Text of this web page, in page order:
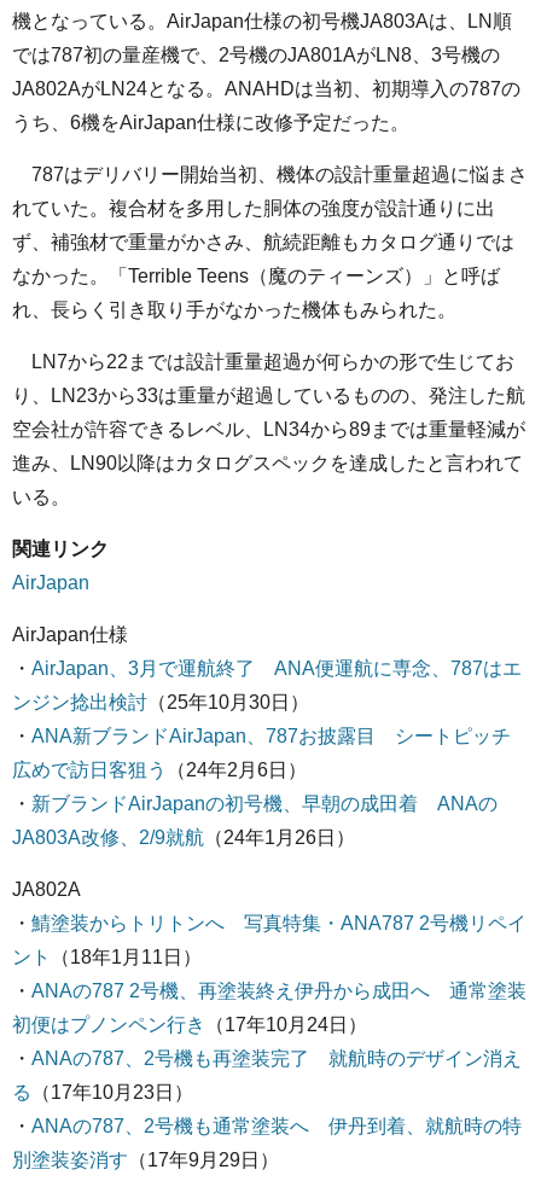
機となっている。AirJapan仕様の初号機JA803Aは、LN順
では787初の量産機で、2号機のJA801AがLN8、3号機の
JA802AがLN24となる。ANAHDは当初、初期導入の787の
うち、6機をAirJapan仕様に改修予定だった。
787はデリバリー開始当初、機体の設計重量超過に悩まさ
れていた。複合材を多用した胴体の強度が設計通りに出
ず、補強材で重量がかさみ、航続距離もカタログ通りでは
なかった。「Terrible Teens（魔のティーンズ）」と呼ば
れ、長らく引き取り手がなかった機体もみられた。
LN7から22までは設計重量超過が何らかの形で生じてお
り、LN23から33は重量が超過しているものの、発注した航
空会社が許容できるレベル、LN34から89までは重量軽減が
進み、LN90以降はカタログスペックを達成したと言われて
いる。
関連リンク
AirJapan
AirJapan仕様
・ AirJapan、3月で運航終了 ANA便運航に専念、787はエ
ンジン捻出検討 （25年10月30日）
・ ANA新ブランドAirJapan、787お披露目 シートピッチ
広めで訪日客狙う
（24年2月6日）
・ 新ブランドAirJapanの初号機、早朝の成田着 ANAの
JA803A改修、2/9就航 （24年1月26日）
JA802A
・ 鯖塗装からトリトンへ 写真特集・ANA787 2号機リペイ
ント
（18年1月11日）
・ ANAの787 2号機、再塗装終え伊丹から成田へ 通常塗装
初便はプノンペン行き
（17年10月24日）
・ ANAの787、2号機も再塗装完了 就航時のデザイン消え
る
（17年10月23日）
・ ANAの787、2号機も通常塗装へ 伊丹到着、就航時の特
別塗装姿消す （17年9月29日）